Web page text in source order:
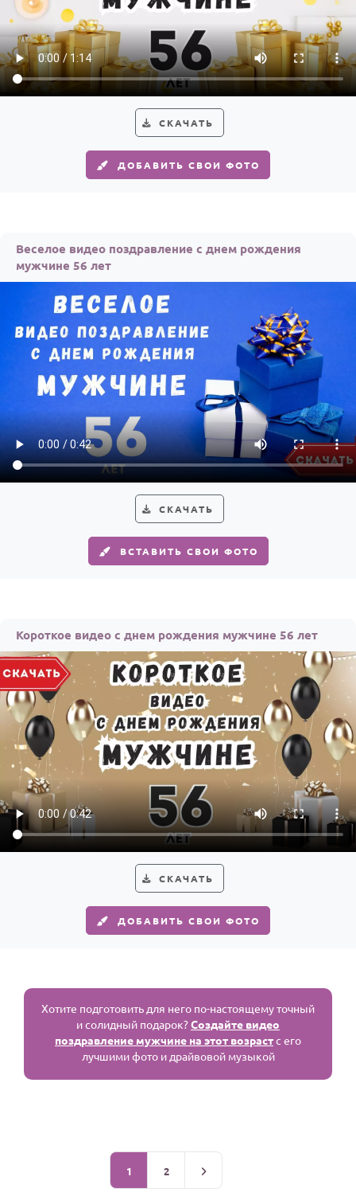
СКАЧАТЬ
ДОБАВИТЬ СВОИ ФОТО
Веселое видео поздравление с днем рождения
мужчине 56 лет
СКАЧАТЬ
ВСТАВИТЬ СВОИ ФОТО
Короткое видео с днем рождения мужчине 56 лет
СКАЧАТЬ
ДОБАВИТЬ СВОИ ФОТО
Хотите подготовить для него по-настоящему точный
и солидный подарок?Создайте видео
поздравление мужчине на этот возрастс его
лучшими фото и драйвовой музыкой
1 2